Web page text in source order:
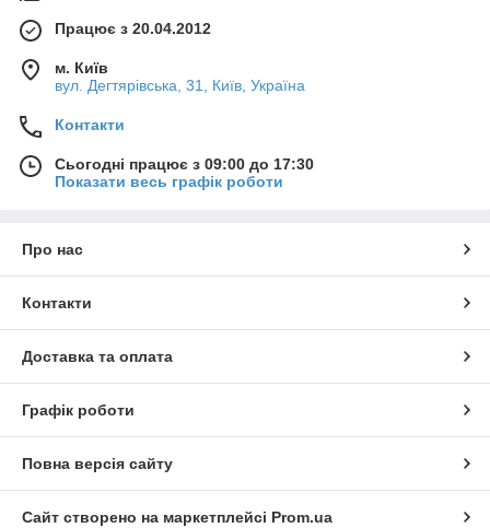
Працює з 20.04.2012
м. Київ
вул. Дегтярівська, 31, Київ, Україна
Контакти
Сьогодні працює з 09:00 до 17:30
Показати весь графік роботи
Про нас
Контакти
Доставка та оплата
Графік роботи
Повна версія сайту
Сайт створено на маркетплейсі Prom.ua